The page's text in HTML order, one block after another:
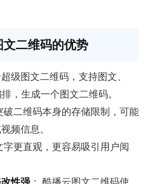
文二维码的优势
级图文二维码，支持图文、
，生成一个图文二维码。
破二维码本身的存储限制，可能
频信息。
字更直观，更容易吸引用户阅
性强 ： 酷播云图文二维码使